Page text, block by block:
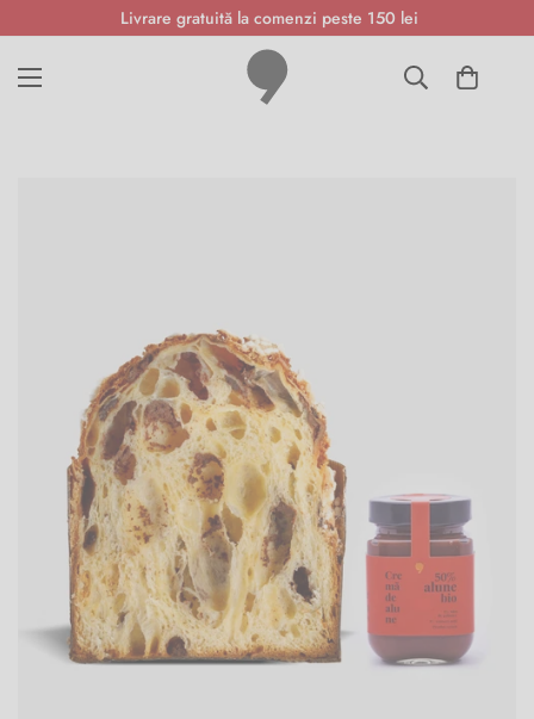
Livrare gratuită la comenzi peste 150 lei